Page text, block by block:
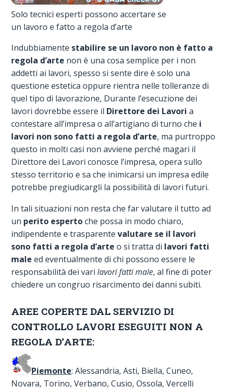
Solo tecnici esperti possono accertare se
un lavoro e fatto a regola d’arte
Indubbiamente stabilire se un lavoro non è fatto a
regola d’arte non è una cosa semplice per i non
addetti ai lavori, spesso si sente dire è solo una
questione estetica oppure rientra nelle tolleranze di
quel tipo di lavorazione, Durante l’esecuzione dei
lavori dovrebbe essere il Direttore dei Lavori a
contestare all’impresa o all’artigiano di turno che i
lavori non sono fatti a regola d’arte, ma purtroppo
questo in molti casi non avviene perché magari il
Direttore dei Lavori conosce l’impresa, opera sullo
stesso territorio e sa che inimicarsi un impresa edile
potrebbe pregiudicargli la possibilità di lavori futuri.
In tali situazioni non resta che far valutare il tutto ad
un perito espertoche possa in modo chiaro,
indipendente e trasparente valutare se il lavori
sono fatti a regola d’arte o si tratta di lavori fatti
male ed eventualmente di chi possono essere le
responsabilità dei vari lavori fatti male, al fine di poter
chiedere un congruo risarcimento dei danni subiti.
AREE COPERTE DAL SERVIZIO DI
CONTROLLO LAVORI ESEGUITI NON A
REGOLA D’ARTE:
Piemonte: Alessandria, Asti, Biella, Cuneo,
Novara, Torino, Verbano, Cusio, Ossola, Vercelli